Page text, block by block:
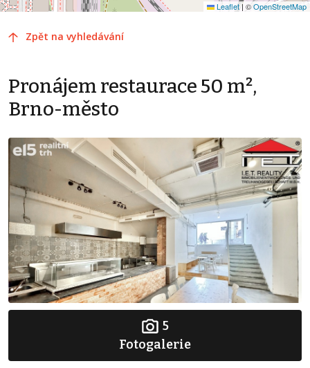
Leaflet|©OpenStreetMap
Zpět na vyhledávání
Pronájem restaurace 50 m²,
Brno-město
5
Fotogalerie